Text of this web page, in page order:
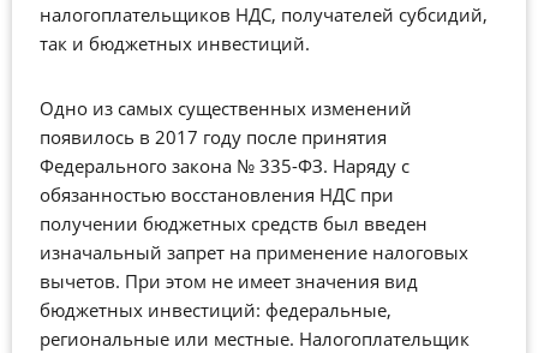
налогоплательщиков НДС, получателей субсидий,
так и бюджетных инвестиций.
Одно из самых существенных изменений
появилось в 2017 году после принятия
Федерального закона № 335-ФЗ. Наряду с
обязанностью восстановления НДС при
получении бюджетных средств был введен
изначальный запрет на применение налоговых
вычетов. При этом не имеет значения вид
бюджетных инвестиций: федеральные,
региональные или местные. Налогоплательщик